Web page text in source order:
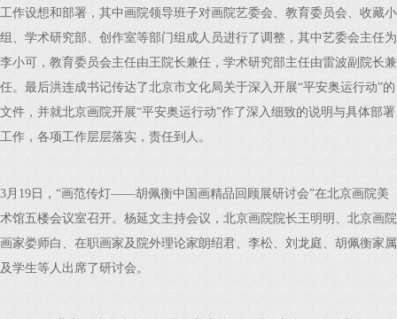
工作设想和部署，其中画院领导班子对画院艺委会、教育委员会、收藏小
组、学术研究部、创作室等部门组成人员进行了调整，其中艺委会主任为
李小可，教育委员会主任由王院长兼任，学术研究部主任由雷波副院长兼
任。最后洪连成书记传达了北京市文化局关于深入开展“平安奥运行动”的
文件，并就北京画院开展“平安奥运行动”作了深入细致的说明与具体部署
工作，各项工作层层落实，责任到人。
3月19日，“画范传灯——胡佩衡中国画精品回顾展研讨会”在北京画院美
术馆五楼会议室召开。杨延文主持会议，北京画院院长王明明、北京画院
画家娄师白、在职画家及院外理论家朗绍君、李松、刘龙庭、胡佩衡家属
及学生等人出席了研讨会。